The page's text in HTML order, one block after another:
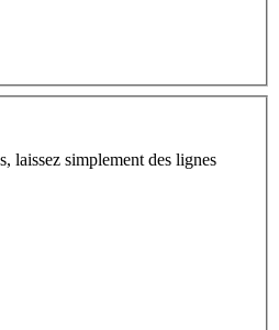
laissez simplement des lignes